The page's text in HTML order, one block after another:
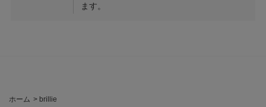
ます。
ホーム > brillie